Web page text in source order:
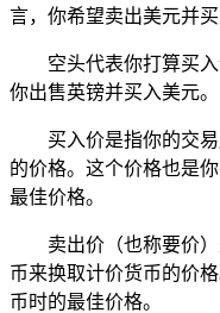
言，你希望卖出美元并买
空头代表你打算买
你出售英镑并买入美元。
买入价是指你的交
的价格。这个价格也是
最佳价格。
卖出价（也称要价
币来换取计价货币的价
币时的最佳价格。